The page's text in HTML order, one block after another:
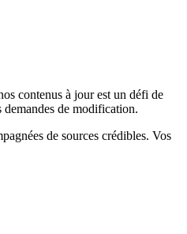
contenus à jour est un défi de
demandes de modification.
de sources crédibles. Vos